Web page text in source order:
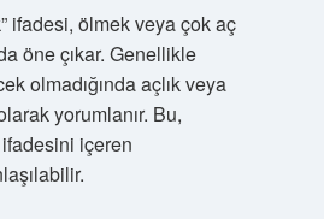
ifadesi, ölmek veya çok aç
öne çıkar. Genellikle
olmadığında açlık veya
yorumlanır. Bu,
ifadesini içeren